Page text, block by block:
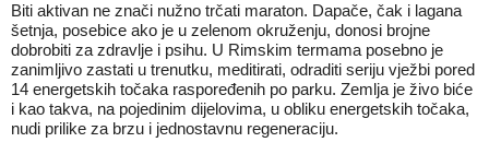
Biti aktivan ne znači nužno trčati maraton. Dapače, čak i lagana
šetnja, posebice ako je u zelenom okruženju, donosi brojne
dobrobiti za zdravlje i psihu. U Rimskim termama posebno je
zanimljivo zastati u trenutku, meditirati, odraditi seriju vježbi pored
14 energetskih točaka raspoređenih po parku. Zemlja je živo biće
i kao takva, na pojedinim dijelovima, u obliku energetskih točaka,
nudi prilike za brzu i jednostavnu regeneraciju.